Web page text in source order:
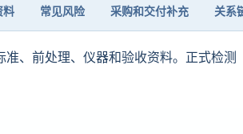
料 常见风险 采购和交付补充 关系
、前处理、仪器和验收资料。正式检测